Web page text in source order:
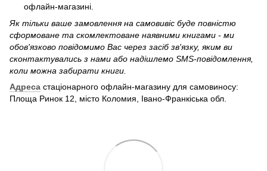
офлайн-магазині.
Як тільки ваше замовлення на самовивіс буде повністю
сформоване та скомлектоване наявними книгами - ми
обов'язково повідомимо Вас через засіб зв'язку, яким ви
сконтактувались з нами або надішлемо SMS-повідомлення,
коли можна забирати книги.
Адреса стаціонарного офлайн-магазину для самовиносу:
Площа Ринок 12, місто Коломия, Івано-Франкіська обл.